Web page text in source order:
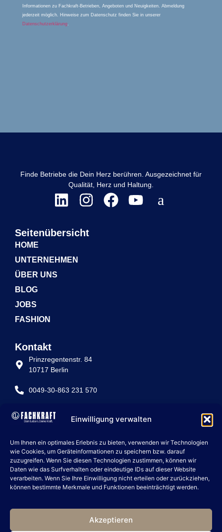
Einwilligung verwalten
Um Ihnen ein optimales Erlebnis zu bieten, verwenden wir Technologien
wie Cookies, um Geräteinformationen zu speichern bzw. darauf
zuzugreifen. Wenn Sie diesen Technologien zustimmen, können wir
Daten wie das Surfverhalten oder eindeutige IDs auf dieser Website
verarbeiten. Wenn Sie Ihre Einwilligung nicht erteilen oder zurückziehen,
können bestimmte Merkmale und Funktionen beeinträchtigt werden.
Akzeptieren
Informationen zu Fachkraft-Betrieben, Angeboten und Neuigkeiten. Abmeldung
jederzeit möglich. Hinweise zum Datenschutz finden Sie in unserer
Datenschutzerklärung
Finde Betriebe die Dein Herz berühren. Ausgezeichnet für
Qualität, Herz und Haltung.
Seitenübersicht
HOME
UNTERNEHMEN
ÜBER UNS
BLOG
JOBS
FASHION
Kontakt
Prinzregentenstr. 84
10717 Berlin
0049-30-863 231 570
info@fachkraft-betriebe.de
Rechtliche Seiten
IMPRESSUM
DATENSCHUTZ
COOKIE POLICY
artevie group
ARTEVIE PUBLISHING